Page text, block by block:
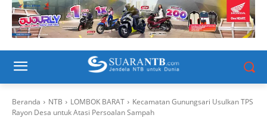
Beranda NTB LOMBOK BARAT
Kecamatan Gunungsari Usulkan TPS
Rayon Desa untuk Atasi Persoalan Sampah